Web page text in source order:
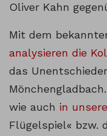
Oliver Kahn
Mit dem
analysieren die
das
wie auch in
Flügelspiel« bzw.